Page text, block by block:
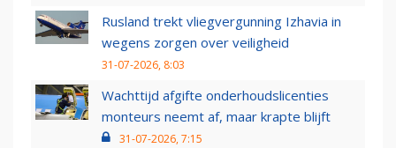
Rusland trekt vliegvergunning Izhavia in
wegens zorgen over veiligheid
31-07-2026, 8:03
Wachttijd afgifte onderhoudslicenties
monteurs neemt af, maar krapte blijft
31-07-2026, 7:15